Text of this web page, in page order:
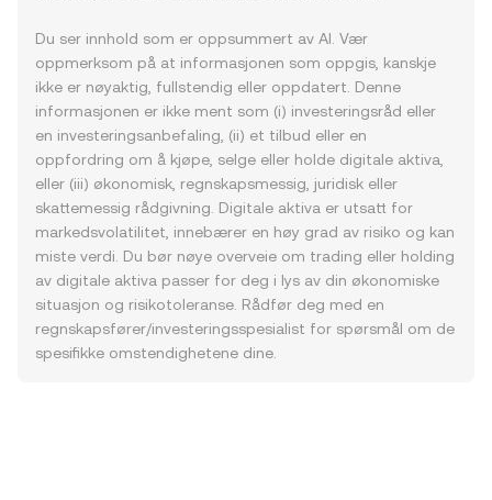
Du ser innhold som er oppsummert av AI. Vær
oppmerksom på at informasjonen som oppgis, kanskje
ikke er nøyaktig, fullstendig eller oppdatert. Denne
informasjonen er ikke ment som (i) investeringsråd eller
en investeringsanbefaling, (ii) et tilbud eller en
oppfordring om å kjøpe, selge eller holde digitale aktiva,
eller (iii) økonomisk, regnskapsmessig, juridisk eller
skattemessig rådgivning. Digitale aktiva er utsatt for
markedsvolatilitet, innebærer en høy grad av risiko og kan
miste verdi. Du bør nøye overveie om trading eller holding
av digitale aktiva passer for deg i lys av din økonomiske
situasjon og risikotoleranse. Rådfør deg med en
regnskapsfører/investeringsspesialist for spørsmål om de
spesifikke omstendighetene dine.